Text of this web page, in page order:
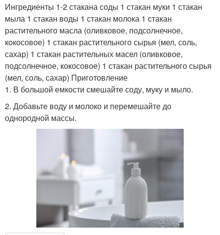
Ингредиенты 1-2 стакана соды 1 стакан муки 1 стакан
мыла 1 стакан воды 1 стакан молока 1 стакан
растительного масла (оливковое, подсолнечное,
кокосовое) 1 стакан растительного сырья (мел, соль,
сахар) 1 стакан растительных масел (оливковое,
подсолнечное, кокосовое) 1 стакан растительного сырья
(мел, соль, сахар) Приготовление
1. В большой емкости смешайте соду, муку и мыло.
2. Добавьте воду и молоко и перемешайте до
однородной массы.